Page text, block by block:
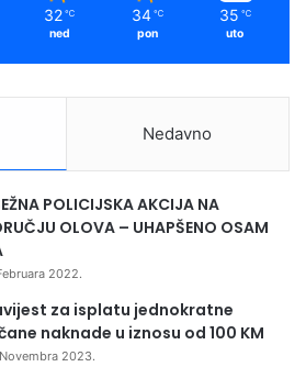
32 ℃
ned
34 ℃
pon
35 ℃
uto
Nedavno
POLICIJSKA AKCIJA NA
OLOVA – UHAPŠENO OSAM
2022.
za isplatu jednokratne
naknade u iznosu od 100 KM
2023.